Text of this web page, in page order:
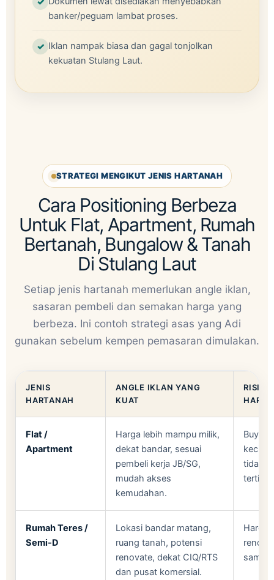
banker/peguam lambat proses.
Iklan nampak biasa dan gagal tonjolkan
kekuatan Stulang Laut.
STRATEGI MENGIKUT JENIS HARTANAH
Cara Positioning Berbeza
Untuk Flat, Apartment, Rumah
Bertanah, Bungalow & Tanah
Di Stulang Laut
Setiap jenis hartanah memerlukan angle iklan,
sasaran pembeli dan semakan harga yang
berbeza. Ini contoh strategi asas yang Adi
gunakan sebelum kempen pemasaran dimulakan.
JENIS
HARTANAH
ANGLE IKLAN YANG
KUAT
HARGA
Flat /
Apartment
Harga lebih mampu milik,
dekat bandar, sesuai
pembeli kerja JB/SG,
mudah akses
kemudahan.
Buyer
kecil,
tidak
Rumah Teres /
Semi-D
Lokasi bandar matang,
ruang tanah, potensi
renovate, dekat CIQ/RTS
dan pusat komersial.
Harga
sama